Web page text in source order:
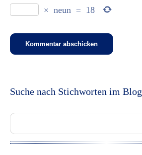
× neun = 18
Suche nach Stichworten im Blog